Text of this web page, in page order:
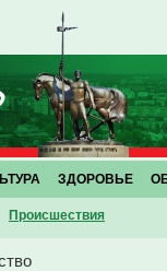
Проиcшествия
ЗДОРОВЬЕ